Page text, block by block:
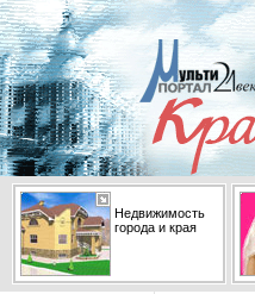
Недвижимость
города и края